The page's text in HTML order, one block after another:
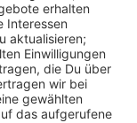
werden: